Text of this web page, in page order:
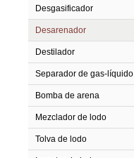
Desgasificador
Desarenador
Destilador
Separador de gas-líquido
Bomba de arena
Mezclador de lodo
Tolva de lodo